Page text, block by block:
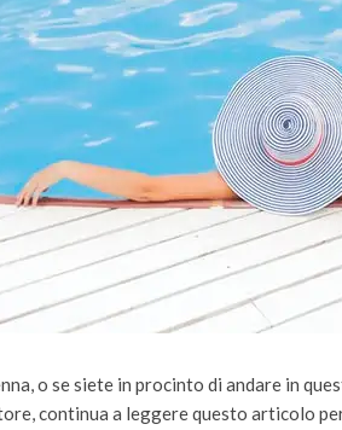
o se siete in procinto di andare in
continua a leggere questo articolo